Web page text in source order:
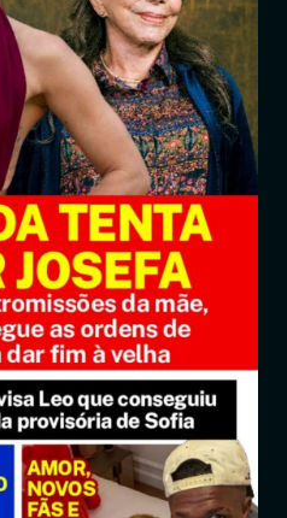
Jornais
Notícias
Entrar